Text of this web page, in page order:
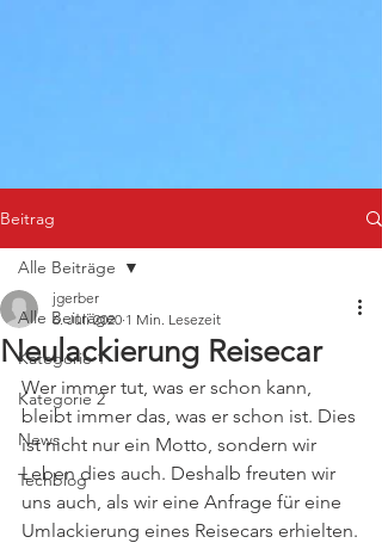
Beitrag
Alle Beiträge
Kategorie 1
Kategorie 2
News
Techblog
Alle Beiträge
Neulackierung Reisecar
jgerber
6. Juli 2020 1 Min. Lesezeit
Wer immer tut, was er schon kann,
bleibt immer das, was er schon ist. Dies
ist nicht nur ein Motto, sondern wir
Leben dies auch. Deshalb freuten wir
uns auch, als wir eine Anfrage für eine
Umlackierung eines Reisecars erhielten.